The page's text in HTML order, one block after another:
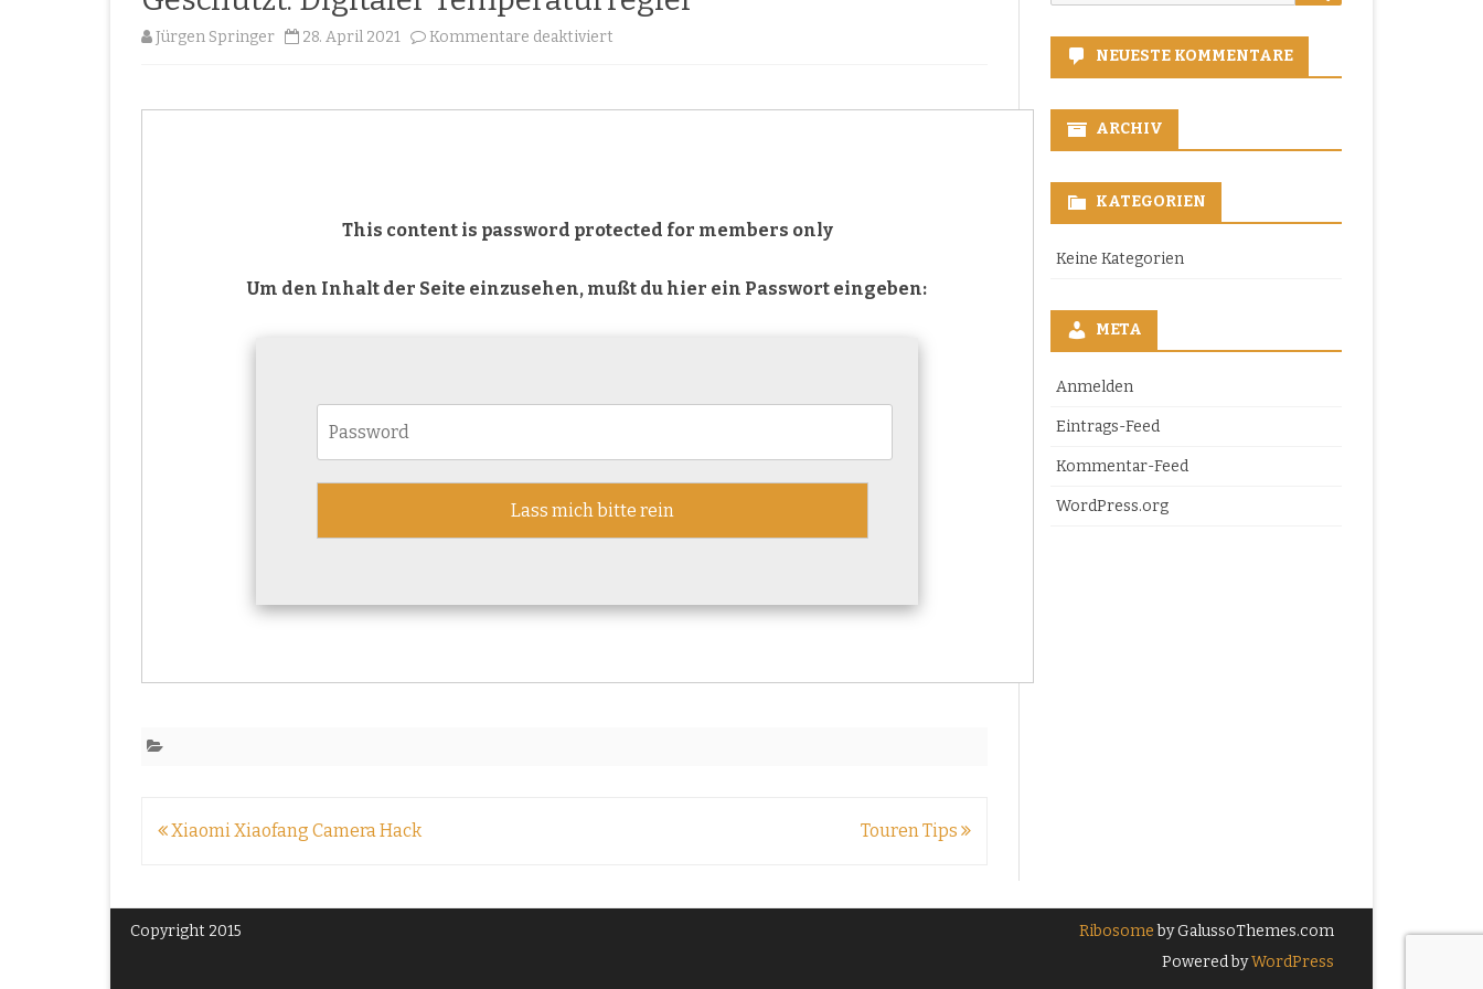
Jürgen Springer 28. April 2021 Kommentare deaktiviert
Digitaler
This content is password protected for members only
Um den Inhalt der Seite einzusehen, mußt du hier ein Passwort eingeben:
Beitragsnavigation
Xiaomi Xiaofang Camera Hack Touren Tips
for:
NEUESTE KOMMENTARE
ARCHIV
KATEGORIEN
Keine Kategorien
META
Anmelden
Eintrags-Feed
Kommentar-Feed
WordPress.org
Copyright 2015 Ribosomeby GalussoThemes.com
Powered byWordPress